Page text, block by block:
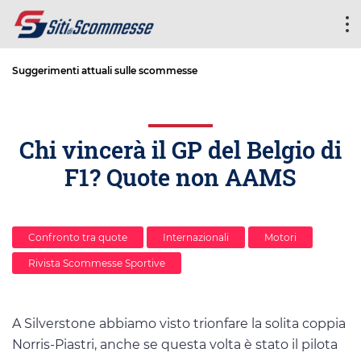
Suggerimenti attuali sulle scommesse
Chi vincerà il GP del Belgio di
F1? Quote non AAMS
Confronto tra quote Internazionali Motori
Rivista Scommesse Sportive
A Silverstone abbiamo visto trionfare la solita coppia
Norris-Piastri, anche se questa volta è stato il pilota